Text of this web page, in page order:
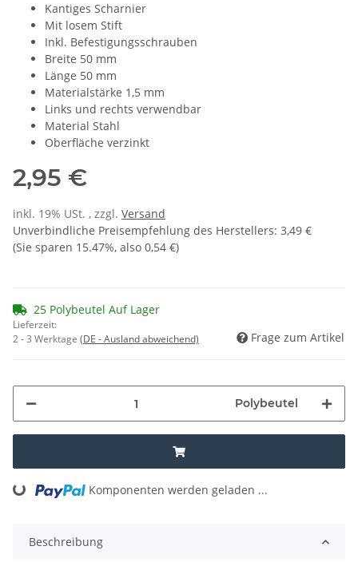
Kantiges Scharnier
Mit losem Stift
Inkl. Befestigungsschrauben
Breite 50 mm
Länge 50 mm
Materialstärke 1,5 mm
Links und rechts verwendbar
Material Stahl
Oberfläche verzinkt
2,95 €
inkl. 19% USt. , zzgl. Versand
Unverbindliche Preisempfehlung des Herstellers: 3,49 €
(Sie sparen 15.47%, also 0,54 €)
25 Polybeutel Auf Lager
Lieferzeit:
2 - 3 Werktage (DE - Ausland abweichend) Frage zum Artikel
Polybeutel
Loading... Komponenten werden geladen ...
Beschreibung